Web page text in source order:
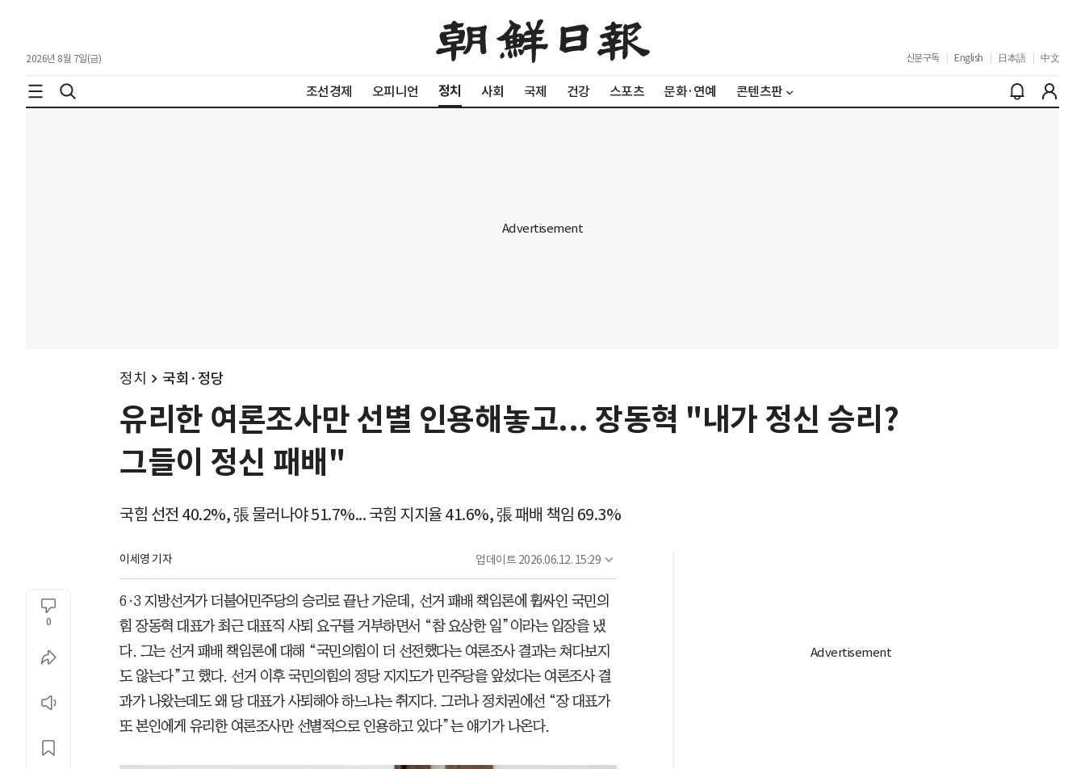
2026년 8월 7일(금) 신문구독 English 日本語 中文
조선경제 오피니언 정치 사회 국제 건강 스포츠 문화·연예 콘텐츠판
정치 국회·정당
유리한 여론조사만 선별 인용해놓고... 장동혁 "내가 정신 승리?
그들이 정신 패배"
국힘 선전 40.2%, 張 물러나야 51.7%... 국힘 지지율 41.6%, 張 패배 책임 69.3%
이세영 기자 업데이트 2026.06.12. 15:29
0
6·3 지방선거가 더불어민주당의 승리로 끝난 가운데, 선거 패배 책임론에 휩싸인 국민의
힘 장동혁 대표가 최근 대표직 사퇴 요구를 거부하면서 “참 요상한 일”이라는 입장을 냈
다. 그는 선거 패배 책임론에 대해 “국민의힘이 더 선전했다는 여론조사 결과는 쳐다보지
도 않는다”고 했다. 선거 이후 국민의힘의 정당 지지도가 민주당을 앞섰다는 여론조사 결
과가 나왔는데도 왜 당 대표가 사퇴해야 하느냐는 취지다. 그러나 정치권에선 “장 대표가
또 본인에게 유리한 여론조사만 선별적으로 인용하고 있다”는 얘기가 나온다.